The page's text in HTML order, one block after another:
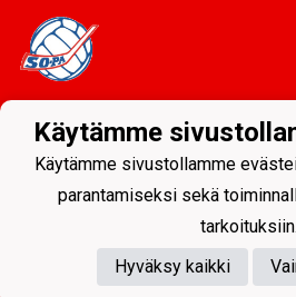
Tietosuojaseloste
Sodankylän Pallo ry -
Käytämme
Käytämme sivustollamme
parantamiseksi sekä
tarkoituksiin.
Hyväksy kaikki